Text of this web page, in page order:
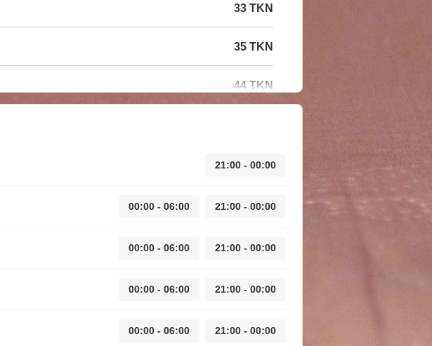
33 TKN
35 TKN
44 TKN
21:00 - 00:00
00:00 - 06:00 21:00 - 00:00
00:00 - 06:00 21:00 - 00:00
00:00 - 06:00 21:00 - 00:00
00:00 - 06:00 21:00 - 00:00